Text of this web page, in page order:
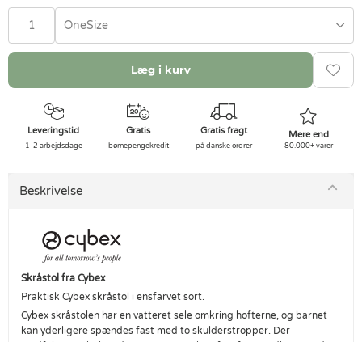
OneSize
Læg i kurv
Leveringstid
1-2 arbejdsdage
Gratis
børnepengekredit
Gratis fragt
på danske ordrer
Mere end
80.000+ varer
Beskrivelse
Skråstol fra Cybex
Praktisk Cybex skråstol i ensfarvet sort.
Cybex skråstolen har en vatteret sele omkring hofterne, og barnet
kan yderligere spændes fast med to skulderstropper. Der